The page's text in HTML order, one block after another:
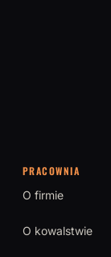
PRACOWNIA
O firmie
O kowalstwie